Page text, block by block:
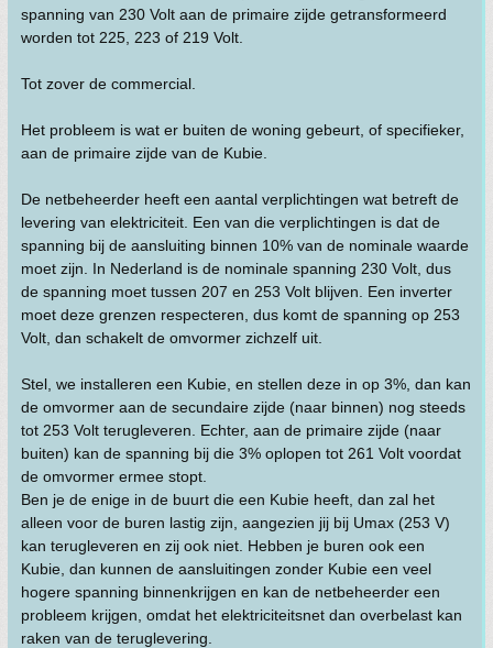
spanning van 230 Volt aan de primaire zijde getransformeerd
worden tot 225, 223 of 219 Volt.
Tot zover de commercial.
Het probleem is wat er buiten de woning gebeurt, of specifieker,
aan de primaire zijde van de Kubie.
De netbeheerder heeft een aantal verplichtingen wat betreft de
levering van elektriciteit. Een van die verplichtingen is dat de
spanning bij de aansluiting binnen 10% van de nominale waarde
moet zijn. In Nederland is de nominale spanning 230 Volt, dus
de spanning moet tussen 207 en 253 Volt blijven. Een inverter
moet deze grenzen respecteren, dus komt de spanning op 253
Volt, dan schakelt de omvormer zichzelf uit.
Stel, we installeren een Kubie, en stellen deze in op 3%, dan kan
de omvormer aan de secundaire zijde (naar binnen) nog steeds
tot 253 Volt terugleveren. Echter, aan de primaire zijde (naar
buiten) kan de spanning bij die 3% oplopen tot 261 Volt voordat
de omvormer ermee stopt.
Ben je de enige in de buurt die een Kubie heeft, dan zal het
alleen voor de buren lastig zijn, aangezien jij bij Umax (253 V)
kan terugleveren en zij ook niet. Hebben je buren ook een
Kubie, dan kunnen de aansluitingen zonder Kubie een veel
hogere spanning binnenkrijgen en kan de netbeheerder een
probleem krijgen, omdat het elektriciteitsnet dan overbelast kan
raken van de teruglevering.